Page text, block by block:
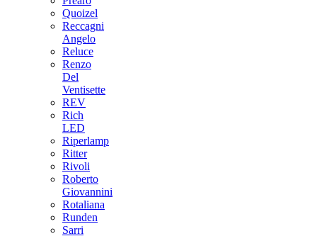
Quoizel
Reccagni
Angelo
Reluce
Renzo
Del
Ventisette
REV
Rich
LED
Riperlamp
Ritter
Rivoli
Roberto
Giovannini
Rotaliana
Runden
Sarri